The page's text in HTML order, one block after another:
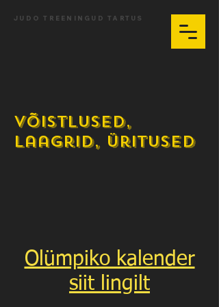
JUDO TREENINGUD TARTUS
Võistlused,
laagrid, üritused
Olümpiko kalender
siit lingilt